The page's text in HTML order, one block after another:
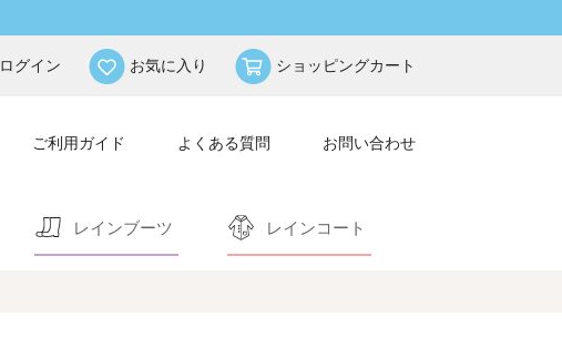
ログイン お気に入り ショッピングカート
ご利用ガイド よくある質問 お問い合わせ
レインブーツ レインコート